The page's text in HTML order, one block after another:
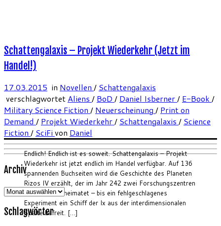
Endlich! Endlich ist es soweit. Schattengalaxis – Projekt
Wiederkehr ist jetzt endlich im Handel verfügbar. Auf 136
spannenden Buchseiten wird die Geschichte des Planeten
Rizos IV erzählt, der im Jahr 242 zwei Forschungszentren
der Setzät beheimatet – bis ein fehlgeschlagenes
Experiment ein Schiff der Ix aus der interdimensionalen
Spalte befreit. […]
Schattengalaxis – Projekt Wiederkehr (Jetzt im
Handel!)
17.03.2015 in Novellen / Schattengalaxis
verschlagwortet Aliens / BoD / Daniel Isberner/ E-Book /
Military Science Fiction / Neuerscheinung / Print on
Demand / Projekt Wiederkehr/ Schattengalaxis / Science
Fiction / SciFi von Daniel
Archiv
Archiv
Schlagwörter